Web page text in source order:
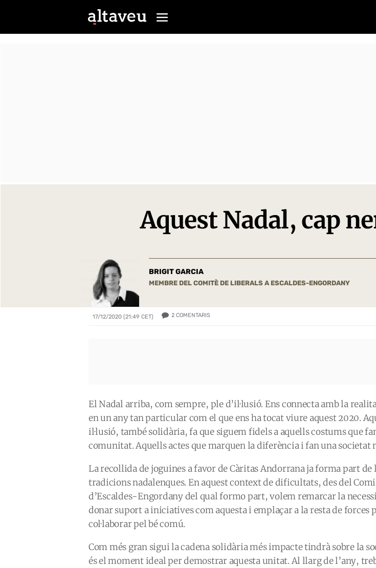
Aquest Nadal, cap
BRIGIT GARCIA
MEMBRE DEL COMITÈ DE LIBERALS A ESCALDES-ENGORDANY
17/12/2020 (21:49 CET) 2 COMENTARIS
El Nadal arriba, com sempre, ple d’il·lusió. Ens connecta amb la
en un any tan particular com el que ens ha tocat viure aquest 2020.
il·lusió, també solidària, fa que siguem fidels a aquells costums que
comunitat. Aquells actes que marquen la diferència i fan una societat
La recollida de joguines a favor de Càritas Andorrana ja forma part de
tradicions nadalenques. En aquest context de dificultats, des del
d’Escaldes-Engordany del qual formo part, volem remarcar la
donar suport a iniciatives com aquesta i emplaçar a la resta de forces
col·laborar pel bé comú.
Com més gran sigui la cadena solidària més impacte tindrà sobre la
és el moment ideal per demostrar aquesta unitat. Al llarg de l’any,